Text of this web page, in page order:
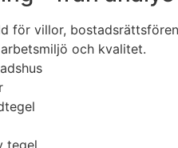
för villor,
och kvalitet.